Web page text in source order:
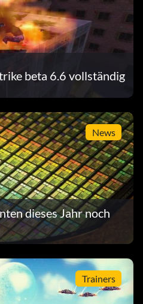
beta 6.6 vollständig
News
dieses Jahr noch
Trainers